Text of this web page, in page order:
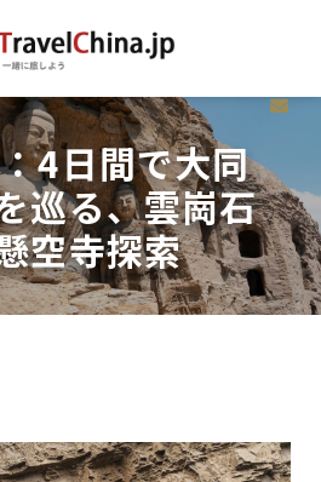
4日間で大同
巡る、雲崗石
空寺探索